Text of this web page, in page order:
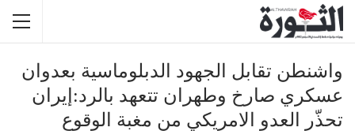
واشنطن تقابل الجهود الدبلوماسية بعدوان
عسكري صارخ وطهران تتعهد بالرد:إيران
تحذّر العدو الامريكي من مغبة الوقوع